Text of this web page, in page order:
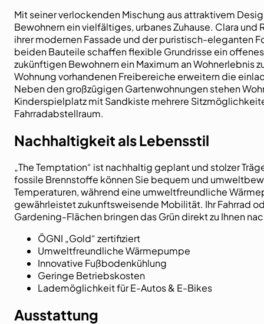
Mit seiner verlockenden Mischung aus attraktivem
Bewohnern ein vielfältiges, urbanes Zuhause. Clara und
ihrer modernen Fassade und der puristisch-eleganten
beiden Bauteile schaffen flexible Grundrisse ein
zukünftigen Bewohnern ein Maximum an
Wohnung vorhandenen Freibereiche erweitern die
Neben den großzügigen Gartenwohnungen stehen
Kinderspielplatz mit Sandkiste mehrere
Fahrradabstellraum.
Nachhaltigkeit als Lebensstil
„The Temptation“ ist nachhaltig geplant und stolzer
fossile Brennstoffe können Sie bequem und
Temperaturen, während eine umweltfreundliche
gewährleistet zukunftsweisende Mobilität. Ihr Fahrrad
Gardening-Flächen bringen das Grün direkt zu Ihnen
ÖGNI „Gold“ zertifiziert
Umweltfreundliche Wärmepumpe
Innovative Fußbodenkühlung
Geringe Betriebskosten
Lademöglichkeit für E-Autos & E-Bikes
Ausstattung